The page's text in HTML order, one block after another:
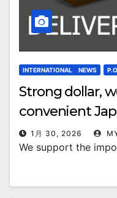
INTERNATIONAL NEWS
Strong dollar,
convenient
1月 30, 2026
We support the